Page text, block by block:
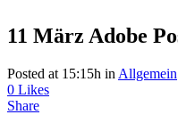
11 März Adobe
Posted at 15:15h in Allgemein
0 Likes
Share